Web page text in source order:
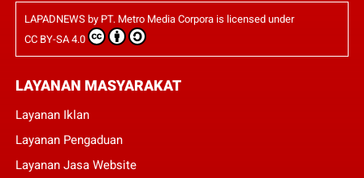
LAPADNEWSby PT. Metro Media Corporais licensed under
CC BY-SA 4.0
LAYANAN MASYARAKAT
Layanan Iklan
Layanan Pengaduan
Layanan Jasa Website